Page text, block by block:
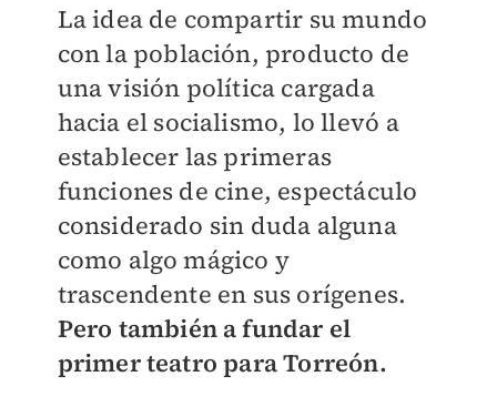
La idea de compartir su mundo
con la población, producto de
una visión política cargada
hacia el socialismo, lo llevó a
establecer las primeras
funciones de cine, espectáculo
considerado sin duda alguna
como algo mágico y
trascendente en sus orígenes.
Pero también a fundar el
primer teatro para Torreón.